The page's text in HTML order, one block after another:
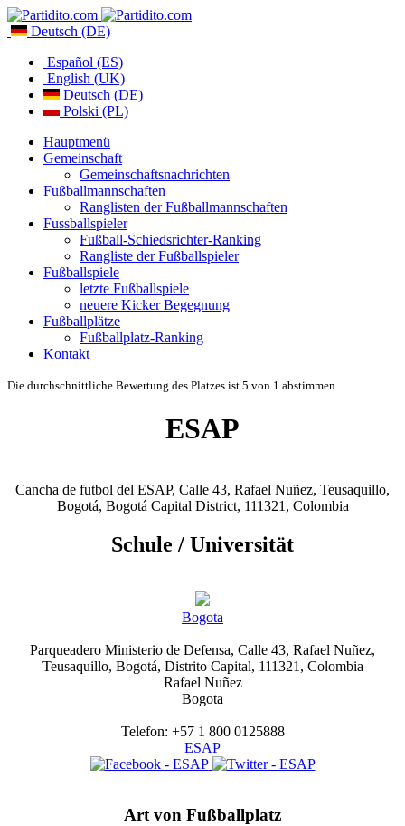
Deutsch (DE)
Español (ES)
English (UK)
Deutsch (DE)
Polski (PL)
Hauptmenü
Gemeinschaft
Gemeinschaftsnachrichten
Fußballmannschaften
Ranglisten der Fußballmannschaften
Fussballspieler
Fußball-Schiedsrichter-Ranking
Rangliste der Fußballspieler
Fußballspiele
letzte Fußballspiele
neuere Kicker Begegnung
Fußballplätze
Fußballplatz-Ranking
Kontakt
Die durchschnittliche Bewertung des Platzes ist 5 von 1 abstimmen
ESAP
Cancha de futbol del ESAP, Calle 43, Rafael Nuñez, Teusaquillo,
Bogotá, Bogotá Capital District, 111321, Colombia
Schule / Universität
Bogota
Parqueadero Ministerio de Defensa, Calle 43, Rafael Nuñez,
Teusaquillo, Bogotá, Distrito Capital, 111321, Colombia
Rafael Nuñez
Bogota
Telefon: +57 1 800 0125888
ESAP
Art von Fußballplatz